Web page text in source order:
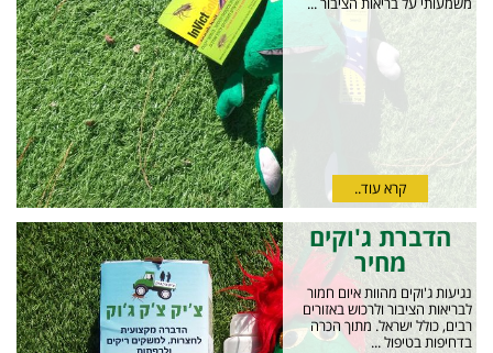
משמעותי על בריאות הציבור ...
קרא עוד..
הדברת ג'וקים
מחיר
נגיעות ג'וקים מהוות איום חמור
לבריאות הציבור ולרכוש באזורים
רבים, כולל ישראל. מתוך הכרה
בדחיפות בטיפול ...